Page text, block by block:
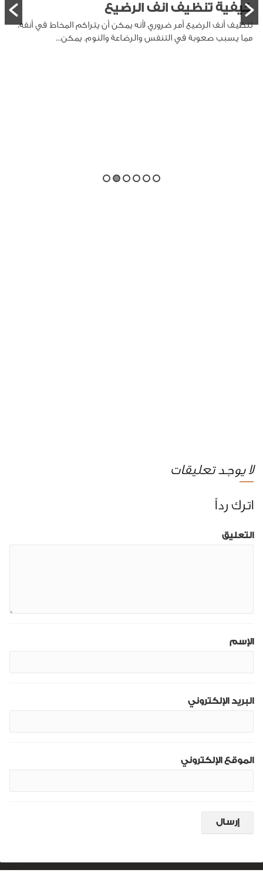
كيفية تنظيف انف الرضيع
تنظيف أنف الرضيع أمر ضروري لأنه يمكن أن يتراكم المخاط في أنفه،
مما يسبب صعوبة في التنفس والرضاعة والنوم. يمكن...
لا يوجد تعليقات
اترك رداً
التعليق
الإسم
البريد الإلكتروني
الموقع الإلكتروني